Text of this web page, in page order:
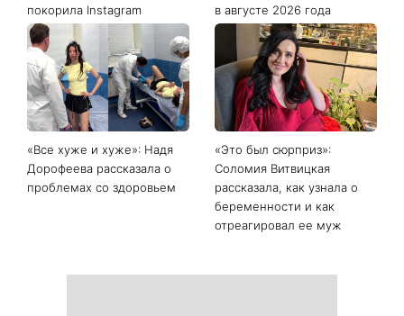
покорила Instagram
в августе 2026 года
«Все хуже и хуже»: Надя
Дорофеева рассказала о
проблемах со здоровьем
«Это был сюрприз»:
Соломия Витвицкая
рассказала, как узнала о
беременности и как
отреагировал ее муж